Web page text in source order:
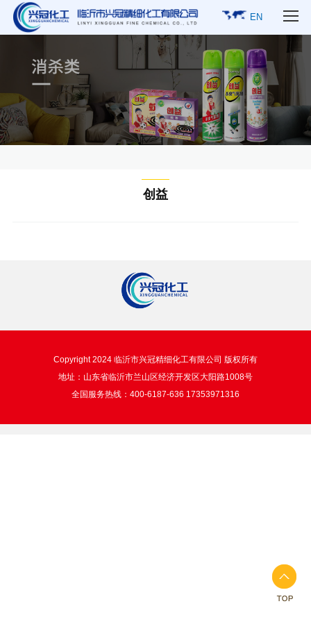
EN
创益
Copyright 2024 临沂市兴冠精细化工有限公司 版权所有
地址：山东省临沂市兰山区经济开发区大阳路1008号
全国服务热线：400-6187-636 17353971316